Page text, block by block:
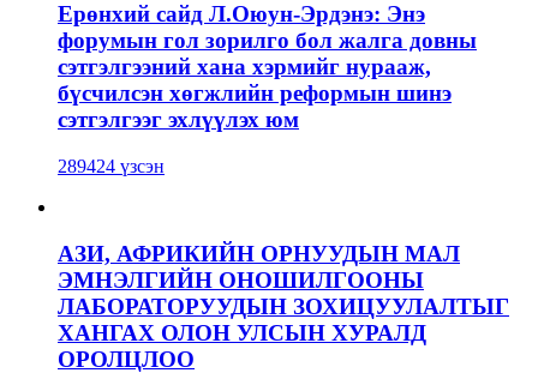
Ерөнхий сайд Л.Оюун-Эрдэнэ: Энэ
форумын гол зорилго бол жалга довны
сэтгэлгээний хана хэрмийг нурааж,
бүсчилсэн хөгжлийн реформын шинэ
сэтгэлгээг эхлүүлэх юм
289424 үзсэн
АЗИ, АФРИКИЙН ОРНУУДЫН МАЛ
ЭМНЭЛГИЙН ОНОШИЛГООНЫ
ЛАБОРАТОРУУДЫН ЗОХИЦУУЛАЛТЫГ
ХАНГАХ ОЛОН УЛСЫН ХУРАЛД
ОРОЛЦЛОО